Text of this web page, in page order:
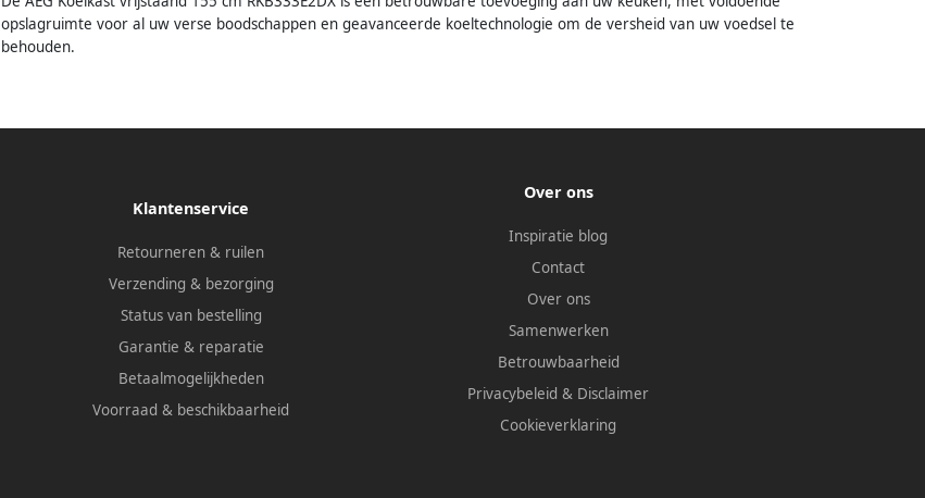
opslagruimte voor al uw verse boodschappen en geavanceerde koeltechnologie om de versheid van uw voedsel te
behouden.
Klantenservice
Retourneren & ruilen
Verzending & bezorging
Status van bestelling
Garantie & reparatie
Betaalmogelijkheden
Voorraad & beschikbaarheid
Over ons
Inspiratie blog
Contact
Over ons
Samenwerken
Betrouwbaarheid
Privacybeleid & Disclaimer
Cookieverklaring